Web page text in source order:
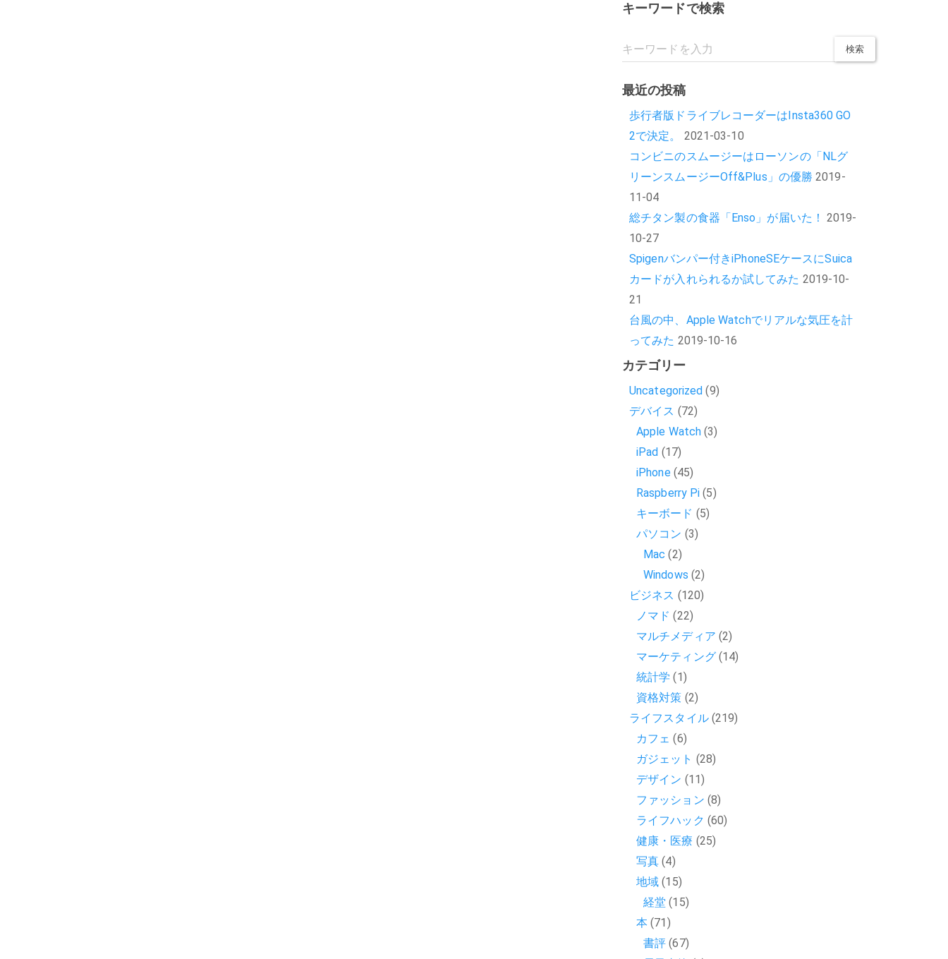
キーワードで検索
最近の投稿
歩行者版ドライブレコーダーはInsta360 GO
2で決定。
2021-03-10
コンビニのスムージーはローソンの「NLグ
リーンスムージーOff&Plus」の優勝 2019-
11-04
総チタン製の食器「Enso」が届いた！ 2019-
10-27
Spigenバンパー付きiPhoneSEケースにSuica
カードが入れられるか試してみた 2019-10-
21
台風の中、Apple Watchでリアルな気圧を計
ってみた 2019-10-16
カテゴリー
Uncategorized (9)
デバイス (72)
Apple Watch (3)
iPad (17)
iPhone(45)
Raspberry Pi (5)
キーボード (5)
パソコン (3)
Mac (2)
Windows (2)
ビジネス (120)
ノマド (22)
マルチメディア (2)
マーケティング(14)
統計学 (1)
資格対策 (2)
ライフスタイル(219)
カフェ (6)
ガジェット (28)
デザイン (11)
ファッション (8)
ライフハック (60)
健康・医療 (25)
写真 (4)
地域 (15)
経堂 (15)
本 (71)
書評 (67)